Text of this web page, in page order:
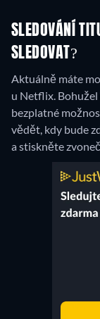
SLEDOVÁNÍ
SLEDOVAT?
Aktuálně máte
u Netflix.
bezplatné
vědět, kdy bude
a stiskněte